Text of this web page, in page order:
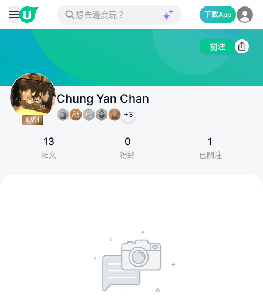
下載App
關注
Chung Yan Chan
+3
13
帖文
0
粉絲
1
已關注